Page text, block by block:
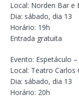
Local: Norden Bar e
Dia: sábado, dia 13
Horário: 19h
Entrada gratuita
Evento: Espetáculo
Local: Teatro Carlos
Dia: sábado, dia 13
Horário: 20h